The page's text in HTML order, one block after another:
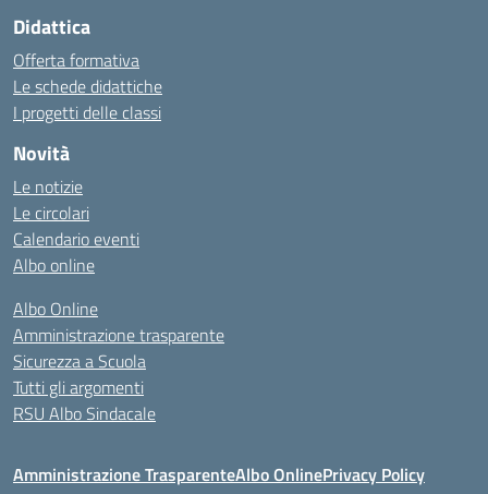
Didattica
Offerta formativa
Le schede didattiche
I progetti delle classi
Novità
Le notizie
Le circolari
Calendario eventi
Albo online
Albo Online
Amministrazione trasparente
Sicurezza a Scuola
Tutti gli argomenti
RSU Albo Sindacale
Amministrazione TrasparenteAlbo OnlinePrivacy Policy